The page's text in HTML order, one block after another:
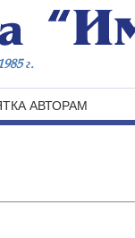
г.
АВТОРАМ